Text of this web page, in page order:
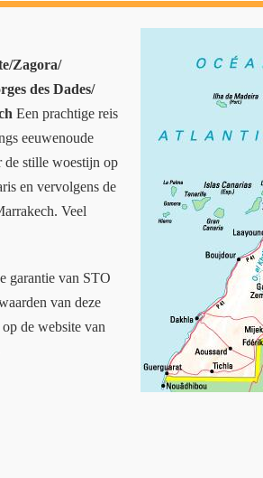
Zagora/
des Dades/
Een prachtige reis
eeuwenoude
de stille woestijn op
en vervolgens de
Veel
garantie van STO
van deze
de website van